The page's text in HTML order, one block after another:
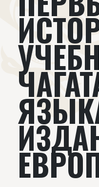
Издательство
Проекты
Книги